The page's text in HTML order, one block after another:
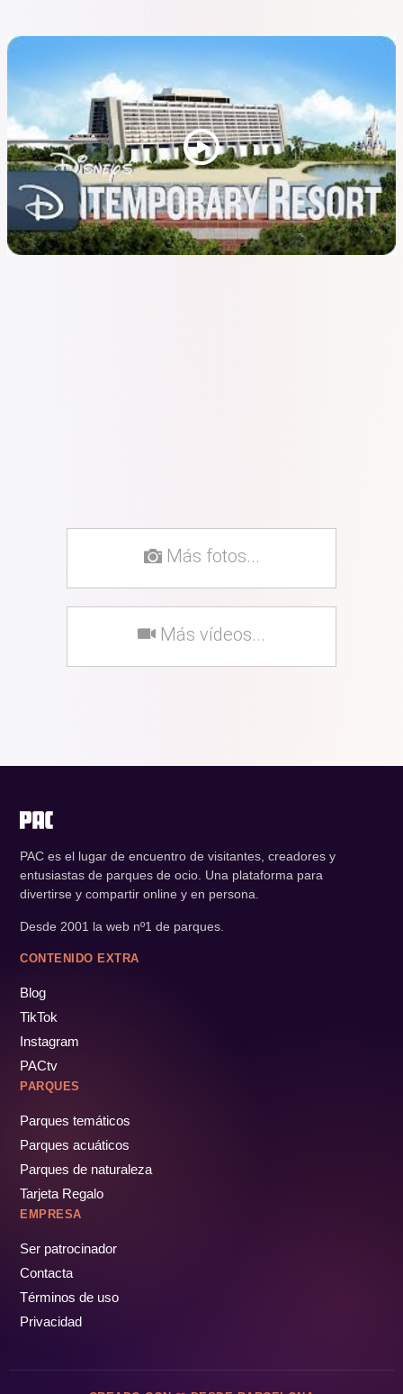
Más fotos...
Más vídeos...
PAC es el lugar de encuentro de visitantes, creadores y
entusiastas de parques de ocio. Una plataforma para
divertirse y compartir online y en persona.
Desde 2001 la web nº1 de parques.
CONTENIDO EXTRA
Blog
TikTok
Instagram
PACtv
PARQUES
Parques temáticos
Parques acuáticos
Parques de naturaleza
Tarjeta Regalo
EMPRESA
Ser patrocinador
Contacta
Términos de uso
Privacidad